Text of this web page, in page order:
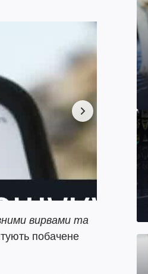
вирвами та
побачене